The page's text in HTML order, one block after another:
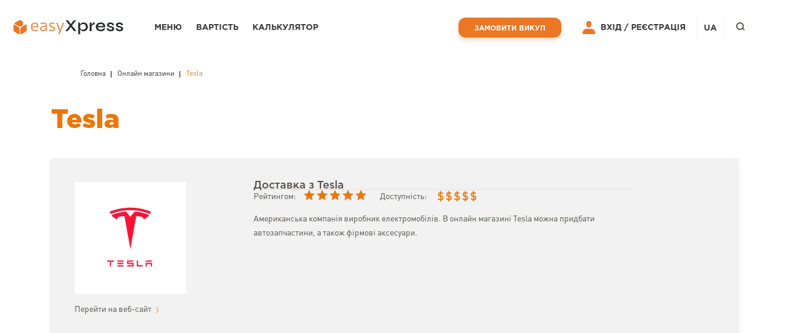
Tesla
Головна Онлайн магазини Tesla
Перейти на веб-сайт
Доставка з Tesla
Рейтингом: Доступність: $ $ $ $ $
Американська компанія виробник електромобілів. В онлайн магазині Tesla можна придбати
автозапчастини, а також фірмові аксесуари.
МЕНЮ ВАРТІСТЬ КАЛЬКУЛЯТОР ЗАМОВИТИ ВИКУП ВХІД / РЕЄСТРАЦІЯ UA